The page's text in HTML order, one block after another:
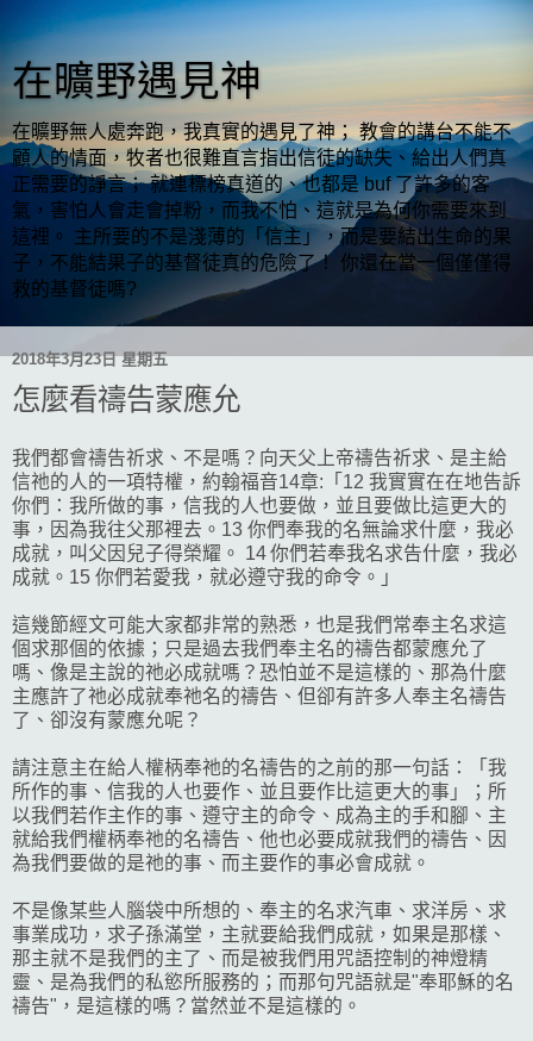
在曠野遇見神
在曠野無人處奔跑，我真實的遇見了神； 教會的講台不能不
顧人的情面，牧者也很難直言指出信徒的缺失、給出人們真
正需要的諍言； 就連標榜真道的、也都是 buf 了許多的客
氣，害怕人會走會掉粉，而我不怕、這就是為何你需要來到
這裡。 主所要的不是淺薄的「信主」，而是要結出生命的果
子，不能結果子的基督徒真的危險了！ 你還在當一個僅僅得
救的基督徒嗎?
2018年3月23日 星期五
怎麼看禱告蒙應允
我們都會禱告祈求、不是嗎？向天父上帝禱告祈求、是主給
信祂的人的一項特權，約翰福音14章:「12 我實實在在地告訴
你們：我所做的事，信我的人也要做，並且要做比這更大的
事，因為我往父那裡去。13 你們奉我的名無論求什麼，我必
成就，叫父因兒子得榮耀。 14 你們若奉我名求告什麼，我必
成就。15 你們若愛我，就必遵守我的命令。」
這幾節經文可能大家都非常的熟悉，也是我們常奉主名求這
個求那個的依據；只是過去我們奉主名的禱告都蒙應允了
嗎、像是主說的祂必成就嗎？恐怕並不是這樣的、那為什麼
主應許了祂必成就奉祂名的禱告、但卻有許多人奉主名禱告
了、卻沒有蒙應允呢？
請注意主在給人權柄奉祂的名禱告的之前的那一句話：「我
所作的事、信我的人也要作、並且要作比這更大的事」；所
以我們若作主作的事、遵守主的命令、成為主的手和腳、主
就給我們權柄奉祂的名禱告、他也必要成就我們的禱告、因
為我們要做的是祂的事、而主要作的事必會成就。
不是像某些人腦袋中所想的、奉主的名求汽車、求洋房、求
事業成功，求子孫滿堂，主就要給我們成就，如果是那樣、
那主就不是我們的主了、而是被我們用咒語控制的神燈精
靈、是為我們的私慾所服務的；而那句咒語就是"奉耶穌的名
禱告"，是這樣的嗎？當然並不是這樣的。